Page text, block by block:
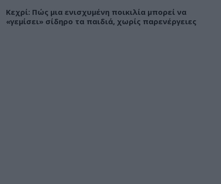
Κεχρί: Πώς μια ενισχυμένη ποικιλία μπορεί να
«γεμίσει» σίδηρο τα παιδιά, χωρίς παρενέργειες